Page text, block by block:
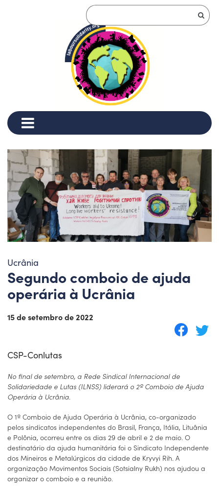
Ucrânia
Segundo comboio de ajuda
operária à Ucrânia
15 de setembro de 2022
CSP-Conlutas
No final de setembro, a Rede Sindical Internacional de
Solidariedade e Lutas (ILNSS) liderará o 2º Comboio de Ajuda
Operária à Ucrânia.
O 1º Comboio de Ajuda Operária à Ucrânia, co-organizado
pelos sindicatos independentes do Brasil, França, Itália, Lituânia
e Polônia, ocorreu entre os dias 29 de abril e 2 de maio. O
destinatário da ajuda humanitária foi o Sindicato Independente
dos Mineiros e Metalúrgicos da cidade de Kryvyi Rih. A
organização Movimentos Sociais (Sotsialny Rukh) nos ajudou a
organizar o comboio e a reunião.